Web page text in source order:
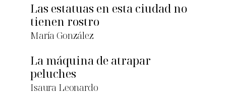
Las estatuas en esta ciudad no
tienen rostro
María González
La máquina de atrapar
peluches
Isaura Leonardo